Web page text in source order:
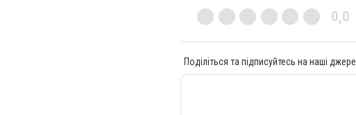
0,0
Поділіться та підписуйтесь на наші